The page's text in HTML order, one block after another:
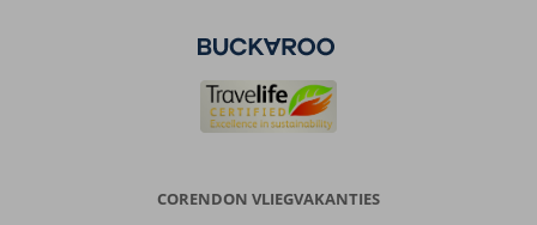
CORENDON VLIEGVAKANTIES